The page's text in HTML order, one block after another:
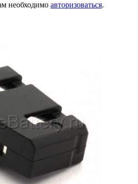
необходимо авторизоваться.